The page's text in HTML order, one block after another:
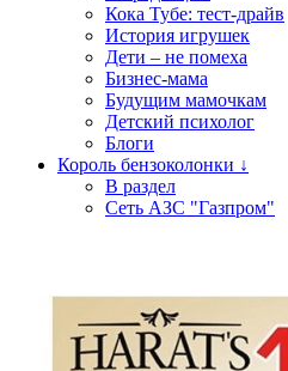
Кока Тубе: тест-драйв
История игрушек
Дети – не помеха
Бизнес-мама
Будущим мамочкам
Детский психолог
Блоги
Король бензоколонки ↓
В раздел
Сеть АЗС "Газпром"